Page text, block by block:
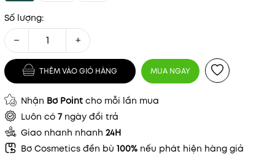
Số lượng:
− +
THÊM VÀO GIỎ HÀNG MUA NGAY
Nhận Bơ Point cho mỗi lần mua
Luôn có 7 ngày đổi trả
Giao nhanh nhanh 24H
Bơ Cosmetics đền bù 100% nếu phát hiện hàng giả